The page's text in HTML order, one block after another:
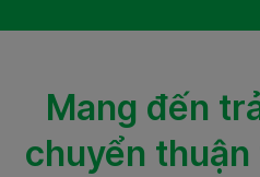
Mang đến
chuyển